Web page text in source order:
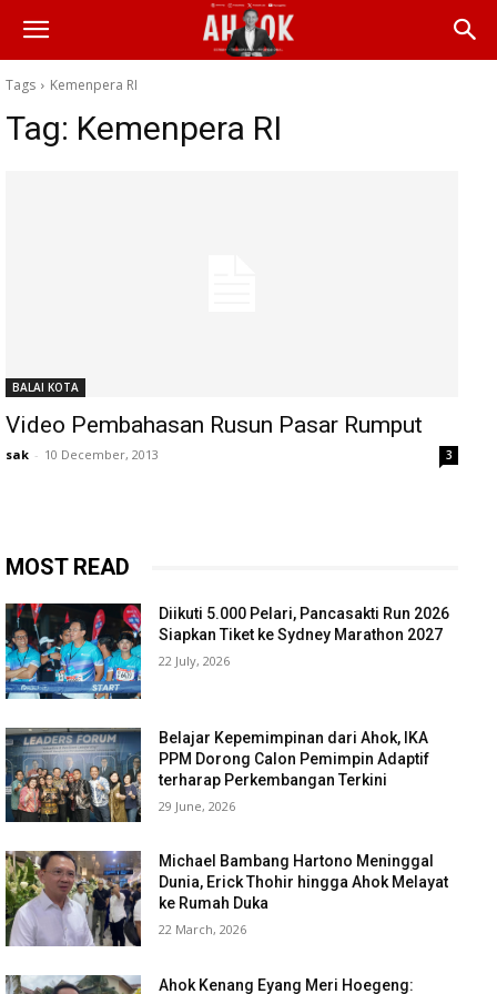
Tags Kemenpera RI
Tag: Kemenpera RI
BALAI KOTA
Video Pembahasan Rusun Pasar Rumput
sak - 10 December, 2013 3
MOST READ
Diikuti 5.000 Pelari, Pancasakti Run 2026
Siapkan Tiket ke Sydney Marathon 2027
22 July, 2026
Belajar Kepemimpinan dari Ahok, IKA
PPM Dorong Calon Pemimpin Adaptif
terharap Perkembangan Terkini
29 June, 2026
Michael Bambang Hartono Meninggal
Dunia, Erick Thohir hingga Ahok Melayat
ke Rumah Duka
22 March, 2026
Ahok Kenang Eyang Meri Hoegeng: